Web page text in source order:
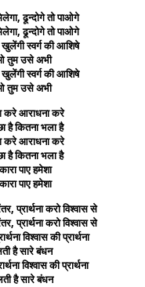
ढून्दोगे तो पाओगे
ढून्दोगे तो पाओगे
स्वर्ग की आशिषे
तुम उसे अभी
स्वर्ग की आशिषे
तुम उसे अभी
करे आराधना करे
है कितना भला है
करे आराधना करे
है कितना भला है
पाए हमेशा
पाए हमेशा
प्रार्थना करो विश्वास से
प्रार्थना करो विश्वास से
विश्वास की प्रार्थना
है सारे बंधन
विश्वास की प्रार्थना
है सारे बंधन